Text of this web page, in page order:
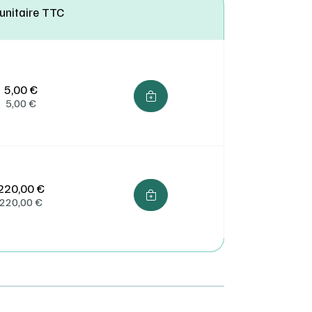
TTC
5,00 €
5,00 €
€
220,00 €